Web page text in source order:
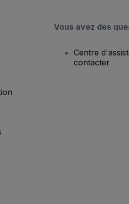
Vous avez des
Centre
contacter